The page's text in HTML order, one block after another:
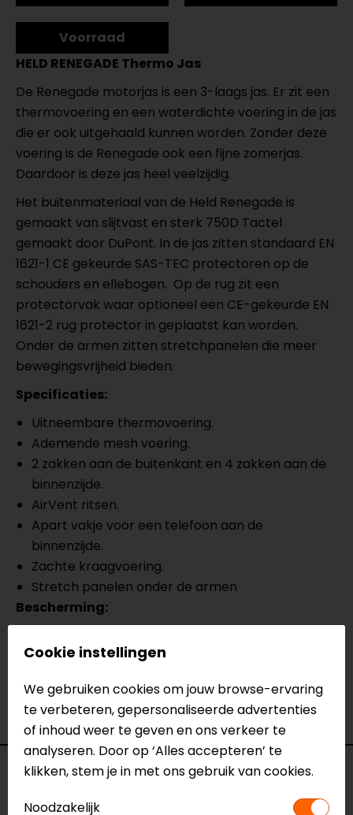
Voorraad
HELD RENEGADE Thermo Jas
De Renegade motorjas is een 3-laags jas. Er zit een
thermovoering en een waterdichte voering in de jas
die er ook uitgehaald kunnen worden. Zonder deze
voering is de Renegade ook een fijne zomerjas.
Daardoor is deze jas heel veelzijdig.
Het buitenmateriaal van de Held Renegade is
gemaakt van slijtvast en sterk 750D Tactel
gemaakt door DuPont. In de jas zitten standaard EN
1621-1 CE gekeurde SAS-TEC protectoren op de
schouders en ellebogen. Op de rug zit een
protectorvak waar optioneel een CE-gekeurde EN
1621-2 rug protector in geplaatst kan worden.
Onder de armen zitten stretchpanelen die meer
bewegingsvrijheid bieden.
Specificaties:
Uitneembare thermovoering.
Ademende mesh voering.
2 zakken aan de buitenkant en 4 zakken aan de
binnenzijde.
AirVent ritsen.
Apart vakje voor een telefoon aan de
binnenzijde.
Zachte kraagvoering.
Stretch panelen onder de armen
Bescherming:
elleboog beschermers.
Reflecterende details voor een betere
zichtbaarheid van de rijder.
Specificaties
Cookie instellingen
We gebruiken cookies om jouw browse-ervaring
te verbeteren, gepersonaliseerde advertenties
of inhoud weer te geven en ons verkeer te
analyseren. Door op ‘Alles accepteren’ te
klikken, stem je in met ons gebruik van cookies.
Noodzakelijk